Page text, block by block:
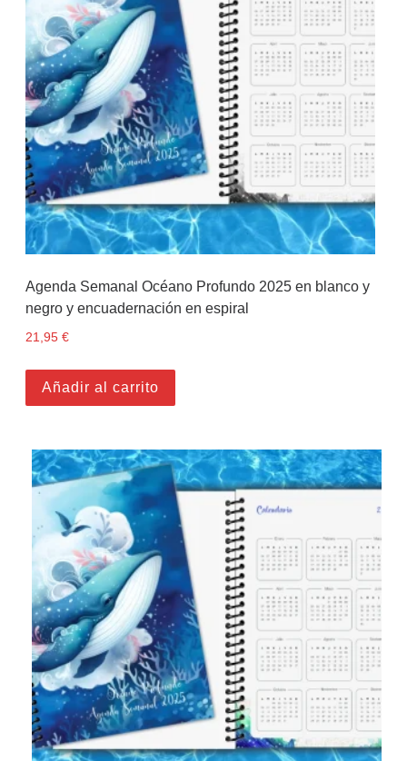
Agenda Semanal Océano Profundo 2025 en blanco y
negro y encuadernación en espiral
21,95 €
Añadir al carrito